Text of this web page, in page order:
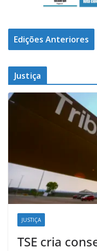
Edições Anteriores
Justiça
JUSTIÇA
TSE cria